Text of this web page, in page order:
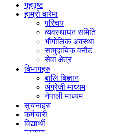
गृहपृष्ट
हाम्रो बारेमा
परिचय
व्यवस्थापन समिति
भौगोलिक अवस्था
सामुदायिक वनौट
सेवा क्षेत्र
बिभागहरु
बालि बिज्ञान
अंग्रेजी माध्यम
नेपाली माध्यम
सुचनाहरु
कर्मचारी
विद्यार्थी